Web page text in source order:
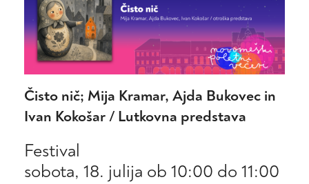
Čisto nič; Mija Kramar, Ajda Bukovec in
Ivan Kokošar / Lutkovna predstava
Festival
sobota, 18. julija ob 10:00 do 11:00